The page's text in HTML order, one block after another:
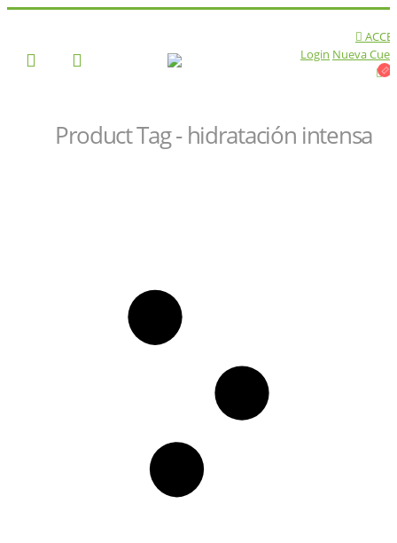
Login Nueva
Product Tag - hidratación intensa